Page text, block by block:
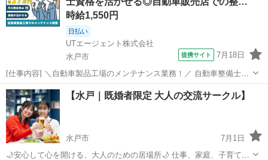
時給1,550円
日払い
UTエージェント株式会社
水戸市
提携サイト 7月18日
[仕事内容] ＼自動車製品工場のメンテナンス業務！／ 自動車整備士3
級以上をお持ちの方歓迎！ 整備士の資格と経験が活かせます♪ ＜具体
的には…＞ ◆工場に持ち込まれた自動車のオーダーと状態の確認 ◆オ
ーダーと状態に応じ...
茨城 水戸市 工場
【水戸｜既婚者限定 大人の交流サークル】
水戸市
7月1日
🌙安心して心を開ける、大人のための居場所🌙 仕事、家庭、子育て、